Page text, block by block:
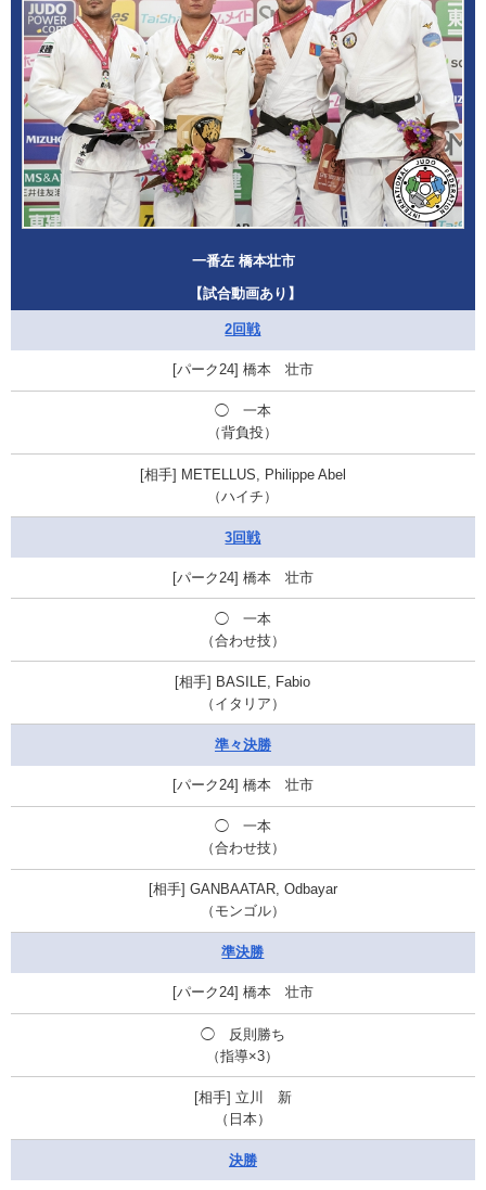
一番左 橋本壮市
【試合動画あり】
2回戦
橋本 壮市
◯ 一本
（背負投）
METELLUS, Philippe Abel
（ハイチ）
3回戦
橋本 壮市
◯ 一本
（合わせ技）
BASILE, Fabio
（イタリア）
準々決勝
橋本 壮市
◯ 一本
（合わせ技）
GANBAATAR, Odbayar
（モンゴル）
準決勝
橋本 壮市
◯ 反則勝ち
（指導×3）
立川 新
（日本）
決勝